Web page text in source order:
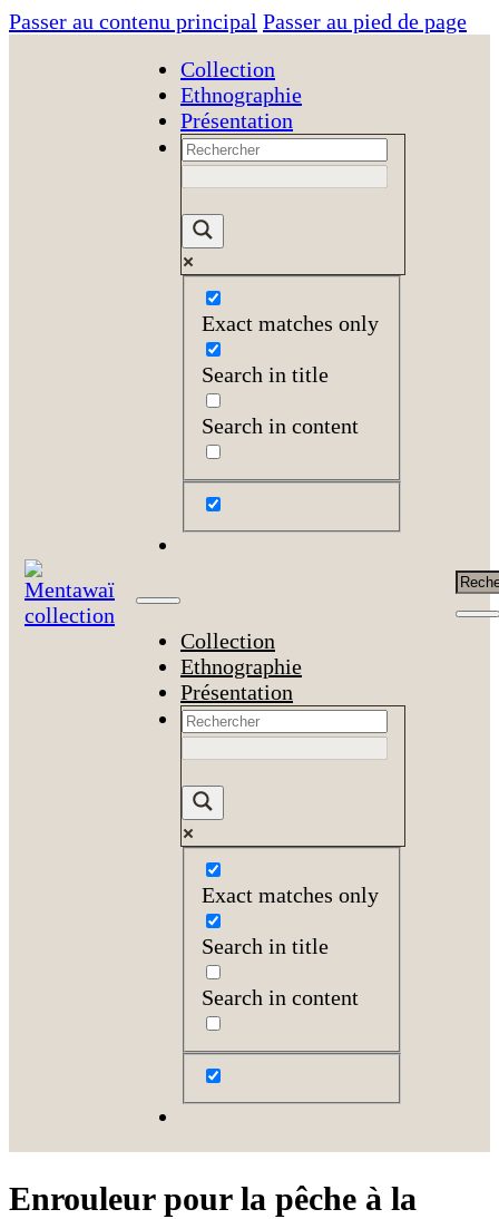
Passer au contenu principal Passer au pied de page
Collection
Ethnographie
Présentation
Exact matches only
Search in title
Search in content
Collection
Ethnographie
Présentation
Exact matches only
Search in title
Search in content
Enrouleur pour la pêche à la